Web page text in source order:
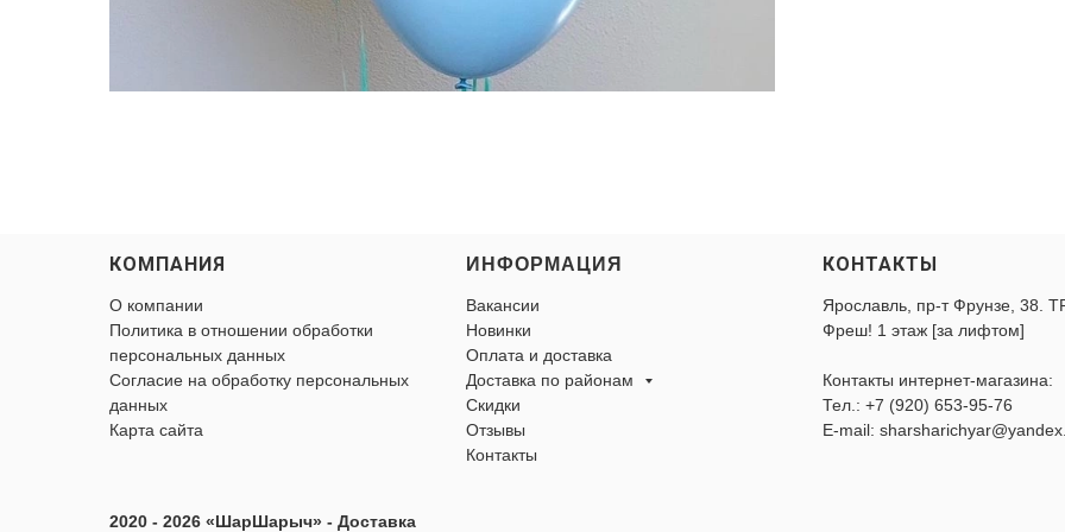
КОМПАНИЯ
О компании
Политика в отношении обработки
персональных данных
Согласие на обработку персональных
данных
Карта сайта
ИНФОРМАЦИЯ
Вакансии
Новинки
Оплата и доставка
Доставка по районам
Скидки
Отзывы
Контакты
КОНТАКТЫ
Ярославль, пр-т Фрунзе, 38.
Фреш! 1 этаж [за лифтом]
Контакты интернет-магазина:
Тел.: +7 (920) 653-95-76
E-mail:
2020 - 2026 «ШарШарыч» - Доставка